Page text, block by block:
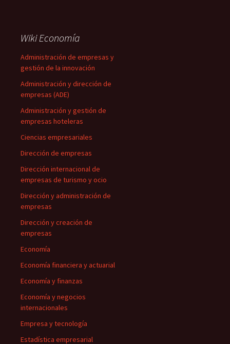
Wiki Economía
Administración de empresas y
gestión de la innovación
Administración y dirección de
empresas (ADE)
Administración y gestión de
empresas hoteleras
Ciencias empresariales
Dirección de empresas
Dirección internacional de
empresas de turismo y ocio
Dirección y administración de
empresas
Dirección y creación de
empresas
Economía
Economía financiera y actuarial
Economía y finanzas
Economía y negocios
internacionales
Empresa y tecnología
Estadística empresarial